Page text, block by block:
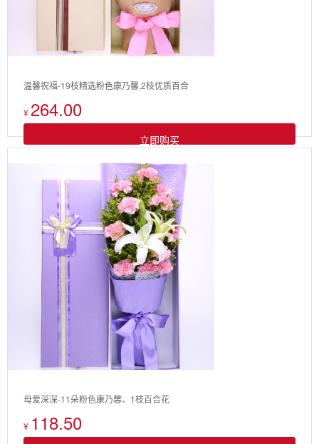
温馨祝福-19枝精选粉色康乃馨,2枝优质百合
¥264.00
立即购买
母爱深深-11朵粉色康乃馨、1枝百合花
¥ 118.50